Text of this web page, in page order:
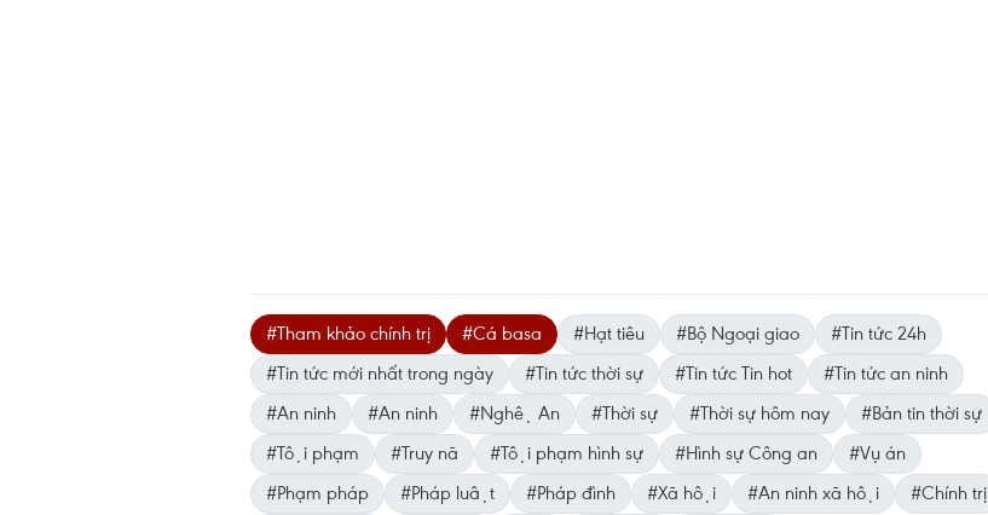
#Tham khảo chính trị #Cá basa #Hạt tiêu #Bộ Ngoại giao
#Tin tức 24h
#Tin tức mới nhất trong ngày
#Tin tức thời sự #Tin tức Tin hot
#Tin tức an ninh
#An ninh
#An ninh #Nghệ An #Thời sự #Thời sự hôm nay
#Bản tin thời sự
#Tội phạm
#Truy nã #Tội phạm hình sự #Hình sự Công an
#Vụ án
#Phạm pháp
#Pháp luật #Pháp đình #Xã hội #An ninh xã hội
#Chính trị